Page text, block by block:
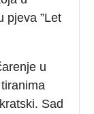
pjeva ”Let
u
Sad